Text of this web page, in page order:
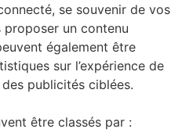
se souvenir de vos
un contenu
également être
sur l’expérience de
publicités ciblées.
être classés par :